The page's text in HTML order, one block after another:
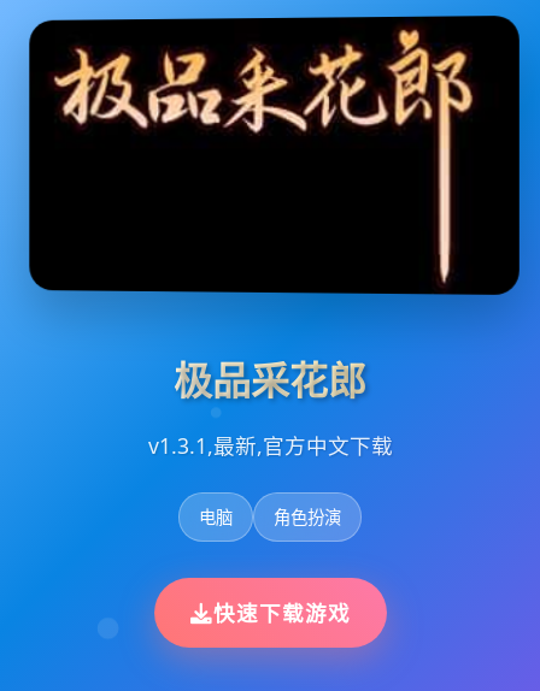
极品采花郎
v1.3.1,最新,官方中文下载
电脑 角色扮演
快速下载游戏